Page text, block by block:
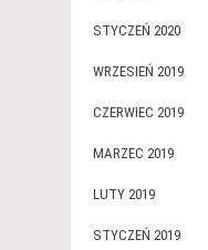
STYCZEŃ 2020
WRZESIEŃ 2019
CZERWIEC 2019
MARZEC 2019
LUTY 2019
STYCZEŃ 2019